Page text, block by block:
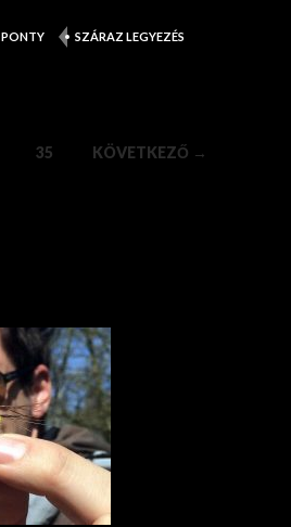
PONTY
SZÁRAZ LEGYEZÉS
35 KÖVETKEZŐ →